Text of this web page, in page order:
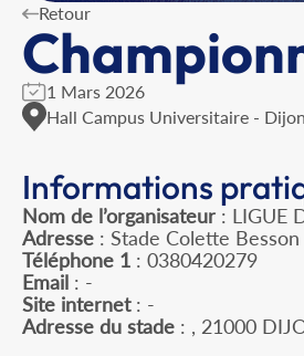
Retour
1 Mars 2026
Hall Campus Universitaire -
Informations
Nom de l’organisateur : LIGUE
Adresse : Stade Colette
Téléphone 1 : 0380420279
Email : -
Site internet: -
Adresse du stade : , 21000